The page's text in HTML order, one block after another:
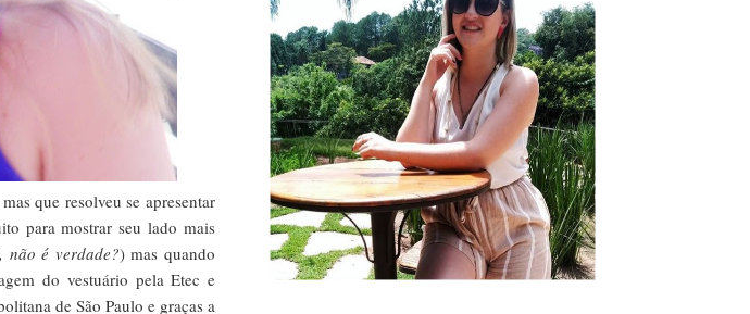
que resolveu se apresentar
para mostrar seu lado mais
não é verdade?) mas quando
do vestuário pela Etec e
de São Paulo e graças a